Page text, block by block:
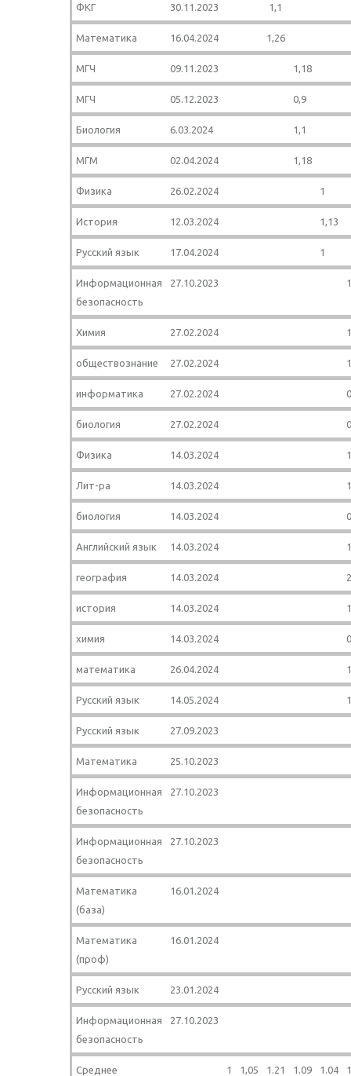
ФКГ 30.11.2023 1,1
Математика 16.04.2024 1,26
МГЧ 09.11.2023 1,18
МГЧ 05.12.2023 0,9
Биология 6.03.2024 1,1
МГМ 02.04.2024 1,18
Физика 26.02.2024 1
История 12.03.2024 1,13
Русский язык 17.04.2024 1
Информационная
безопасность
27.10.2023
Химия 27.02.2024
обществознание 27.02.2024
информатика 27.02.2024
биология 27.02.2024
Физика 14.03.2024
Лит-ра 14.03.2024
биология 14.03.2024
Английский язык 14.03.2024
география 14.03.2024
история 14.03.2024
химия 14.03.2024
математика 26.04.2024
Русский язык 14.05.2024
Русский язык 27.09.2023
Математика 25.10.2023
Информационная
безопасность
27.10.2023
Информационная
безопасность
27.10.2023
Математика
(база)
16.01.2024
Математика
(проф)
16.01.2024
Русский язык 23.01.2024
Информационная
безопасность
27.10.2023
Среднее
1 1,05 1.21 1.09 1.04